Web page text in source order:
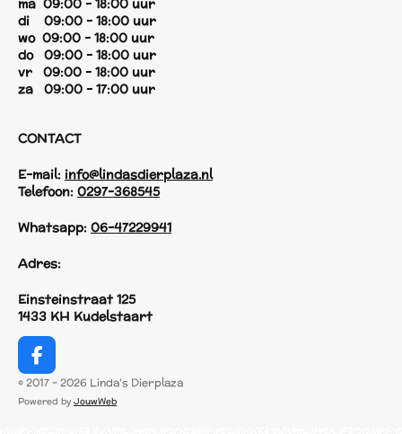
ma 09:00 - 18:00 uur
di 09:00 - 18:00 uur
wo 09:00 - 18:00 uur
do 09:00 - 18:00 uur
vr 09:00 - 18:00 uur
za 09:00 - 17:00 uur
CONTACT
E-mail: info@lindasdierplaza.nl
Telefoon: 0297-368545
Whatsapp: 06-47229941
Adres:
Einsteinstraat 125
1433 KH Kudelstaart
F
a
c
© 2017 - 2026 Linda's Dierplaza
Powered by JouwWeb